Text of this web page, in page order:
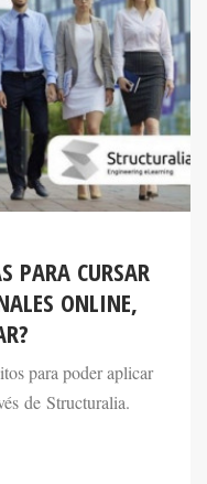
PARA CURSAR
ONLINE,
para poder aplicar
de Structuralia.